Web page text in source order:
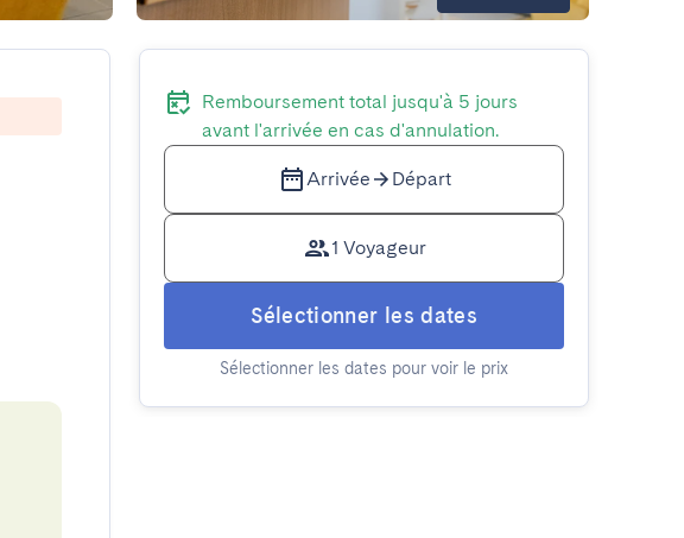
Remboursement total jusqu'à 5 jours
avant l'arrivée en cas d'annulation.
Arrivée Départ
1 Voyageur
Sélectionner les dates
Sélectionner les dates pour voir le prix